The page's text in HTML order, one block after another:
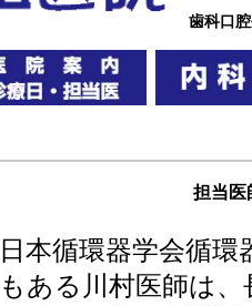
歯科口腔
担当医
日本循環器学会循
もある川村医師は